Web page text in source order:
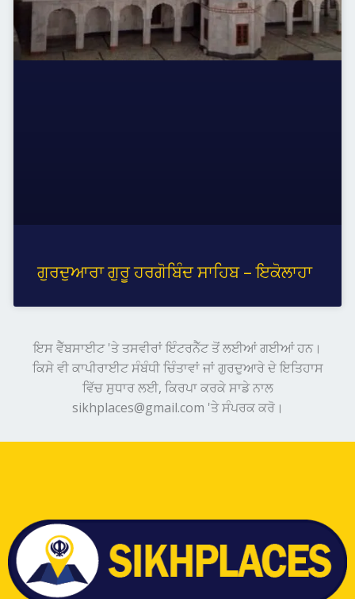
ਗੁਰਦੁਆਰਾ ਗੁਰੂ ਹਰਗੋਬਿੰਦ ਸਾਹਿਬ – ਇਕੋਲਾਹਾ
ਇਸ ਵੈੱਬਸਾਈਟ 'ਤੇ ਤਸਵੀਰਾਂ ਇੰਟਰਨੈੱਟ ਤੋਂ ਲਈਆਂ ਗਈਆਂ ਹਨ।
ਕਿਸੇ ਵੀ ਕਾਪੀਰਾਈਟ ਸੰਬੰਧੀ ਚਿੰਤਾਵਾਂ ਜਾਂ ਗੁਰਦੁਆਰੇ ਦੇ ਇਤਿਹਾਸ
ਵਿੱਚ ਸੁਧਾਰ ਲਈ, ਕਿਰਪਾ ਕਰਕੇ ਸਾਡੇ ਨਾਲ
sikhplaces@gmail.com 'ਤੇ ਸੰਪਰਕ ਕਰੋ।